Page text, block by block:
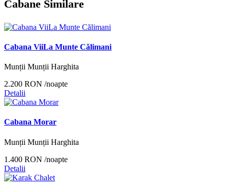
Cabane Similare
Cabana ViiLa Munte Călimani
Munții Munții Harghita
2.200 RON /noapte
Detalii
Cabana Morar
Munții Munții Harghita
1.400 RON /noapte
Detalii